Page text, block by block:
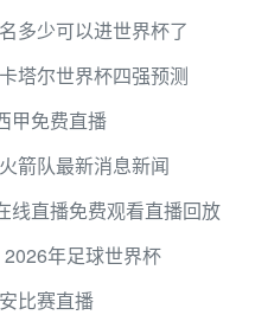
多少可以进世界杯了
卡塔尔世界杯四强预测
甲免费直播
箭队最新消息新闻
线直播免费观看直播回放
2026年足球世界杯
比赛直播